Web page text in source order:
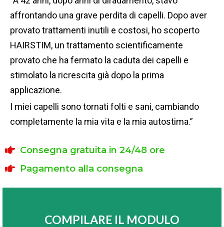
affrontando una grave perdita di capelli. Dopo aver
provato trattamenti inutili e costosi, ho scoperto
HAIRSTIM, un trattamento scientificamente
provato che ha fermato la caduta dei capelli e
stimolato la ricrescita già dopo la prima
applicazione.
I miei capelli sono tornati folti e sani, cambiando
completamente la mia vita e la mia autostima.”
Consegna gratuita in 24/48 ore
Pagamento alla consegna
COMPILARE IL MODULO